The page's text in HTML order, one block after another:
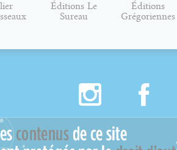
Éditions Le
Sureau
Éditions
Grégoriennes